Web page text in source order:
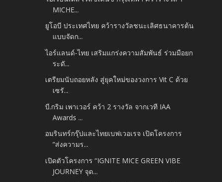
MICHE...
ยูโอบี ประเทศไทย คว้ารางวัลชนะเลิศธนาคารต้น
แบบจัดก...
ไอร์แลนด์-ไทย เสริมแกร่งความสัมพันธ์ ร่วมมือยก
ระดั...
เตรียมนับถอยหลัง สู่ยุคใหม่ของวงการ Vit C ด้วย
เซรั...
บี.กริม เพาเวอร์ คว้า 2 รางวัล จากเวที IAA
Awards ...
อมรินทร์กรุ๊ปและไทยเบฟเวอเรจ เปิดโครงการ
“ส่งความร...
เปิดตัวโครงการ “IGNITE MICE GREEN VIBE
JOURNEY จุด...